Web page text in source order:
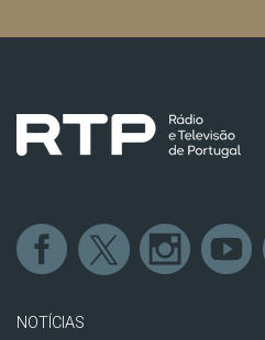
NOTÍCIAS